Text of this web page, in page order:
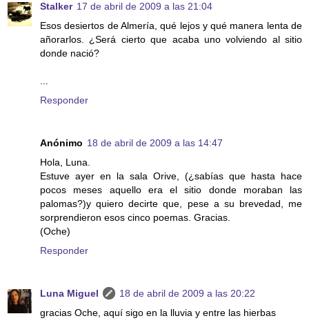
Stalker 17 de abril de 2009 a las 21:04
Esos desiertos de Almería, qué lejos y qué manera lenta de
añorarlos. ¿Será cierto que acaba uno volviendo al sitio
donde nació?
...
Responder
Anónimo 18 de abril de 2009 a las 14:47
Hola, Luna.
Estuve ayer en la sala Orive, (¿sabías que hasta hace
pocos meses aquello era el sitio donde moraban las
palomas?)y quiero decirte que, pese a su brevedad, me
sorprendieron esos cinco poemas. Gracias.
(Oche)
Responder
Luna Miguel
18 de abril de 2009 a las 20:22
gracias Oche, aquí sigo en la lluvia y entre las hierbas